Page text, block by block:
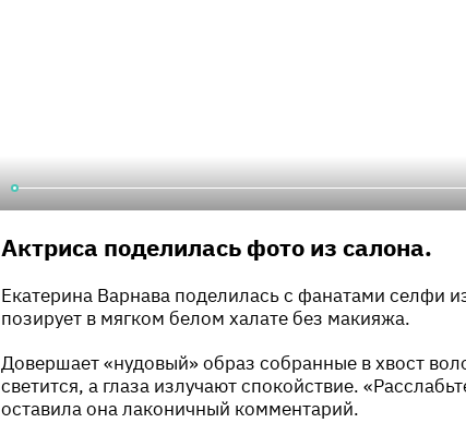
Актриса поделилась фото из салона.
Екатерина Варнава поделилась с фанатами селфи
позирует в мягком белом халате без макияжа.
Довершает «нудовый» образ собранные в хвост
светится, а глаза излучают спокойствие.
оставила она лаконичный комментарий.